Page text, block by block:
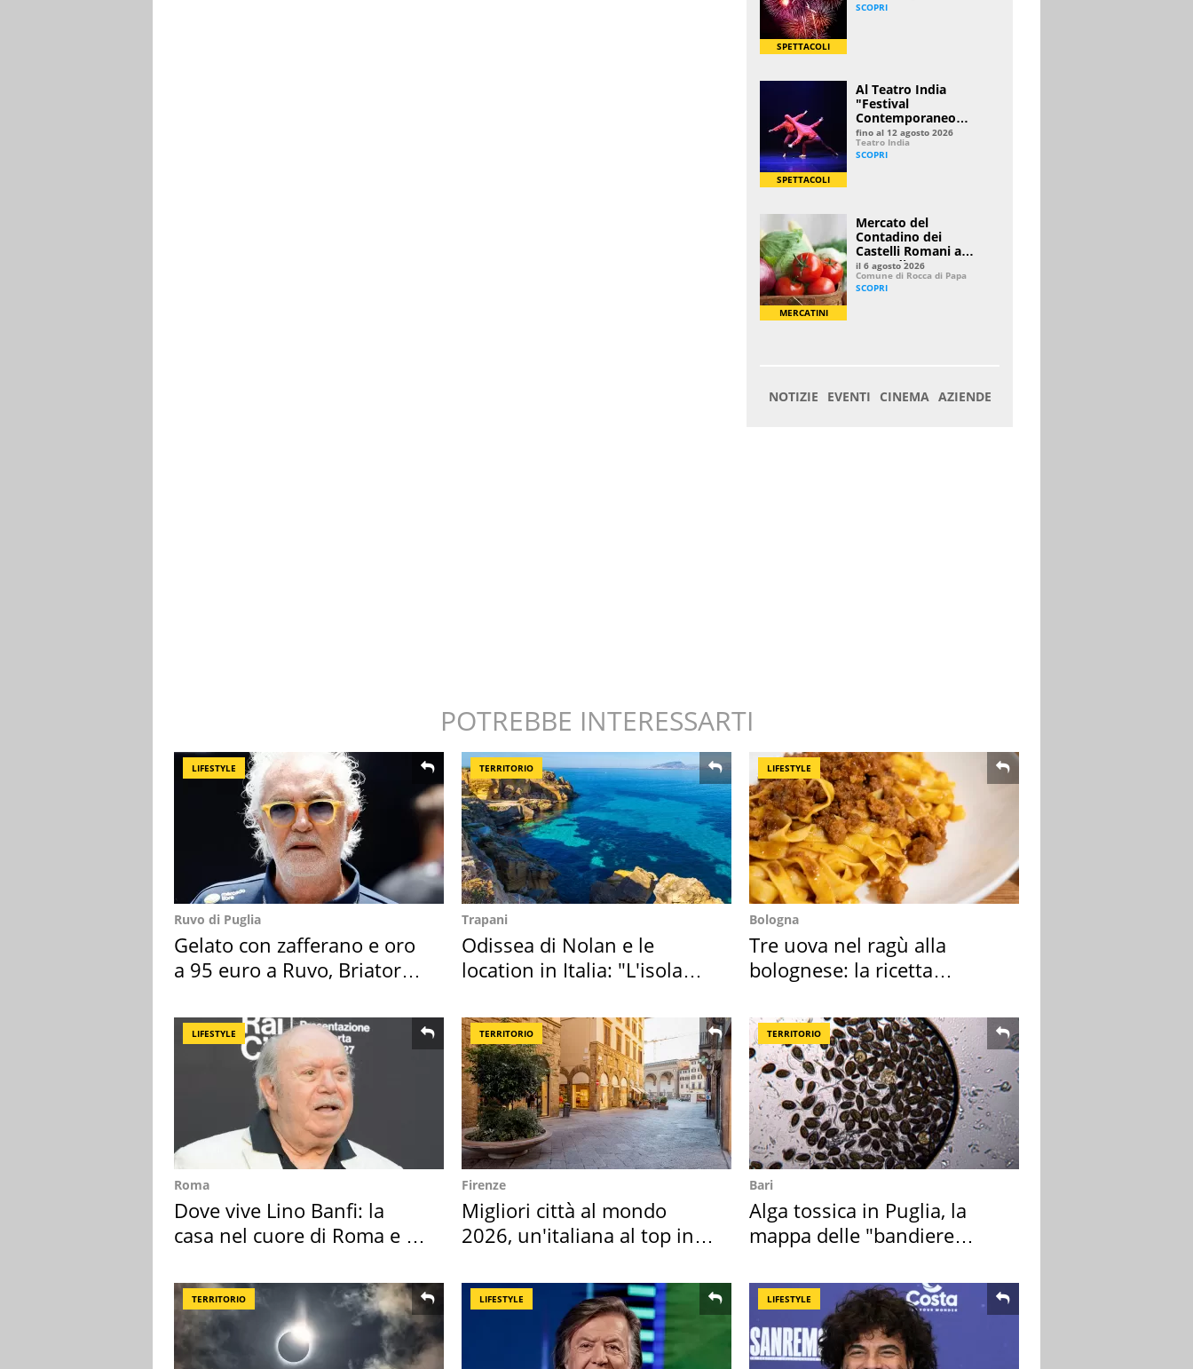
POTREBBE INTERESSARTI
LIFESTYLE
Ruvo di Puglia
Gelato con zafferano e oro
a 95 euro a Ruvo, Briatore
TERRITORIO
Trapani
Odissea di Nolan e le
location in Italia: "L'isola
LIFESTYLE
Bologna
Tre uova nel ragù alla
bolognese: la ricetta
LIFESTYLE
Roma
Dove vive Lino Banfi: la
casa nel cuore di Roma e i
TERRITORIO
Firenze
Migliori città al mondo
2026, un'italiana al top in
TERRITORIO
Bari
Alga tossica in Puglia, la
mappa delle "bandiere
TERRITORIO LIFESTYLE LIFESTYLE